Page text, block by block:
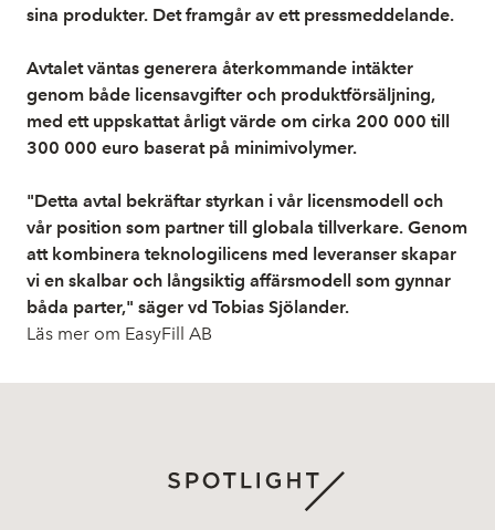
sina produkter. Det framgår av ett pressmeddelande.
Avtalet väntas generera återkommande intäkter
genom både licensavgifter och produktförsäljning,
med ett uppskattat årligt värde om cirka 200 000 till
300 000 euro baserat på minimivolymer.
"Detta avtal bekräftar styrkan i vår licensmodell och
vår position som partner till globala tillverkare. Genom
att kombinera teknologilicens med leveranser skapar
vi en skalbar och långsiktig affärsmodell som gynnar
båda parter," säger vd Tobias Sjölander.
Läs mer om EasyFill AB